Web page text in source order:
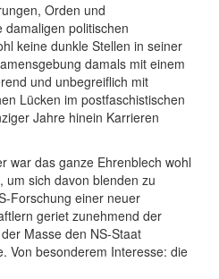
Orden und
damaligen politischen
keine dunkle Stellen in seiner
damals mit einem
und unbegreiflich mit
Lücken im postfaschistischen
Jahre hinein Karrieren
war das ganze Ehrenblech wohl
um sich davon blenden zu
Forschung einer neuer
geriet zunehmend der
Masse den NS-Staat
Von besonderem Interesse: die